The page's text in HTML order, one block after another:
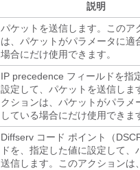
説明
パケットを送信します。このア
は、パケットがパラメータに適
場合にだけ使用できます。
IP precedence フィールドを指
設定して、パケットを送信しま
クションは、パケットがパラメ
している場合にだけ使用できま
Diffserv コード ポイント（
ドを、指定した値に設定して、
送信します。このアクションは